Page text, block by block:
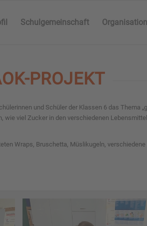
Schulgemeinschaft Organisation
PROJEKT
und Schüler der Klassen 6 das Thema
viel Zucker in den verschiedenen
Wraps, Bruschetta, Müslikugeln,